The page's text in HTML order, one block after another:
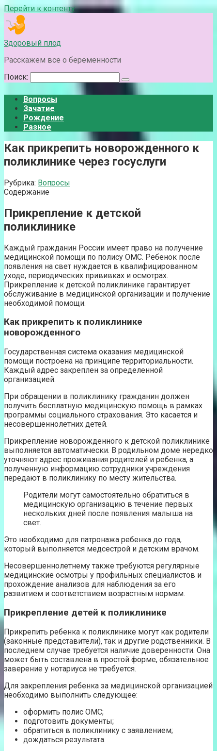
Перейти к контенту
Здоровый плод
Расскажем все о беременности
Поиск:
Вопросы
Зачатие
Рождение
Разное
Как прикрепить новорожденного к
поликлинике через госуслуги
Рубрика: Вопросы
Содержание
Прикрепление к детской
поликлинике
Каждый гражданин России имеет право на получение
медицинской помощи по полису ОМС. Ребенок после
появления на свет нуждается в квалифицированном
уходе, периодических прививках и осмотрах.
Прикрепление к детской поликлинике гарантирует
обслуживание в медицинской организации и получение
необходимой помощи.
Как прикрепить к поликлинике
новорожденного
Государственная система оказания медицинской
помощи построена на принципе территориальности.
Каждый адрес закреплен за определенной
организацией.
При обращении в поликлинику гражданин должен
получить бесплатную медицинскую помощь в рамках
программы социального страхования. Это касается и
несовершеннолетних детей.
Прикрепление новорожденного к детской поликлинике
выполняется автоматически. В родильном доме нередко
уточняют адрес проживания родителей и ребенка, а
полученную информацию сотрудники учреждения
передают в поликлинику по месту жительства.
Родители могут самостоятельно обратиться в
медицинскую организацию в течение первых
нескольких дней после появления малыша на
свет.
Это необходимо для патронажа ребенка до года,
который выполняется медсестрой и детским врачом.
Несовершеннолетнему также требуются регулярные
медицинские осмотры у профильных специалистов и
прохождение анализов для наблюдения за его
развитием и соответствием возрастным нормам.
Прикрепление детей к поликлинике
Прикрепить ребенка к поликлинике могут как родители
(законные представители), так и другие родственники. В
последнем случае требуется наличие доверенности. Она
может быть составлена в простой форме, обязательное
заверение у нотариуса не требуется.
Для закрепления ребенка за медицинской организацией
необходимо выполнить следующее:
оформить полис ОМС;
подготовить документы;
обратиться в поликлинику с заявлением;
дождаться результата.